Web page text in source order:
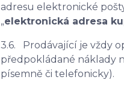
adresu elektronické
„elektronická adresa
3.6. Prodávající je vždy
předpokládané náklady
písemně či telefonicky).